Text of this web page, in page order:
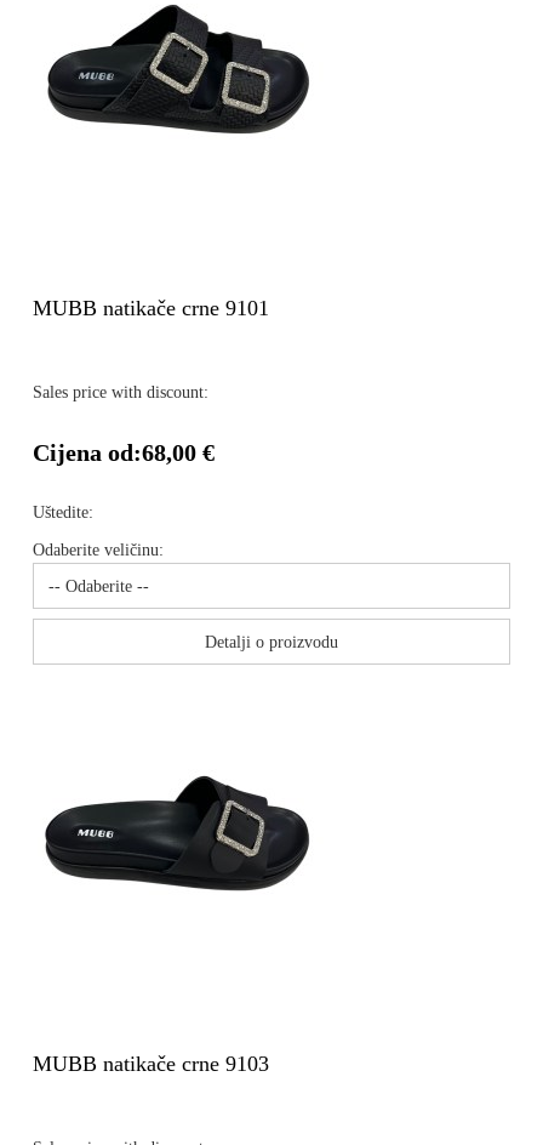
MUBB natikače crne 9101
Sales price with discount:
Cijena od:68,00 €
Uštedite:
Odaberite veličinu:
Detalji o proizvodu
MUBB natikače crne 9103